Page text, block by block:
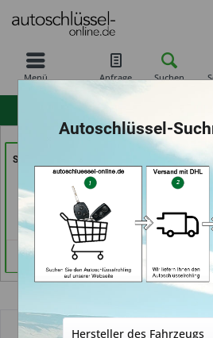
Menü Anfrage Suchen
Shoes & Keys by Eski (in
Erlangen)
Händlerprofil
moeller-24.de
Autoschlüssel-